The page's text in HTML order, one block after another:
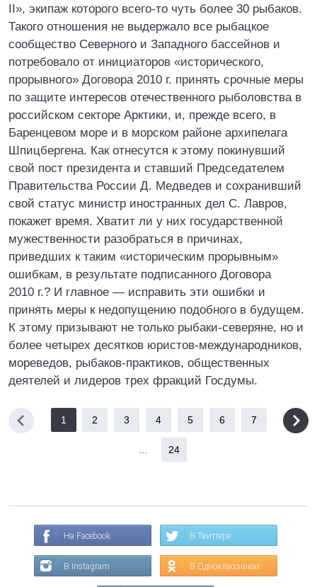
II», экипаж которого всего-то чуть более 30 рыбаков.
Такого отношения не выдержало все рыбацкое
сообщество Северного и Западного бассейнов и
потребовало от инициаторов «исторического,
прорывного» Договора 2010 г. принять срочные меры
по защите интересов отечественного рыболовства в
российском секторе Арктики, и, прежде всего, в
Баренцевом море и в морском районе архипелага
Шпицбергена. Как отнесутся к этому покинувший
свой пост президента и ставший Председателем
Правительства России Д. Медведев и сохранивший
свой статус министр иностранных дел С. Лавров,
покажет время. Хватит ли у них государственной
мужественности разобраться в причинах,
приведших к таким «историческим прорывным»
ошибкам, в результате подписанного Договора
2010 г.? И главное — исправить эти ошибки и
принять меры к недопущению подобного в будущем.
К этому призывают не только рыбаки-северяне, но и
более четырех десятков юристов-международников,
мореведов, рыбаков-практиков, общественных
деятелей и лидеров трех фракций Госдумы.
1 2 3 4 5 6 7
24
На Facebook В Твиттере
В Instagram В Одноклассниках